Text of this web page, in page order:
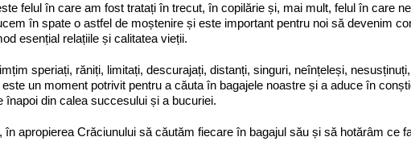
felul în care am fost tratați în trecut, în copilărie și, mai mult, felul în care
în spate o astfel de moștenire și este important pentru noi să devenim
esențial relațiile și calitatea vieții.
speriați, răniți, limitați, descurajați, distanți, singuri, neînțeleși,
un moment potrivit pentru a căuta în bagajele noastre și a aduce în
înapoi din calea succesului și a bucuriei.
apropierea Crăciunului să căutăm fiecare în bagajul său și să hotărâm ce